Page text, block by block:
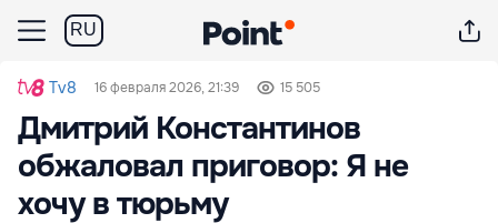
RU
Tv8 16 февраля 2026, 21:39 15 505
Дмитрий Константинов
обжаловал приговор: Я не
хочу в тюрьму